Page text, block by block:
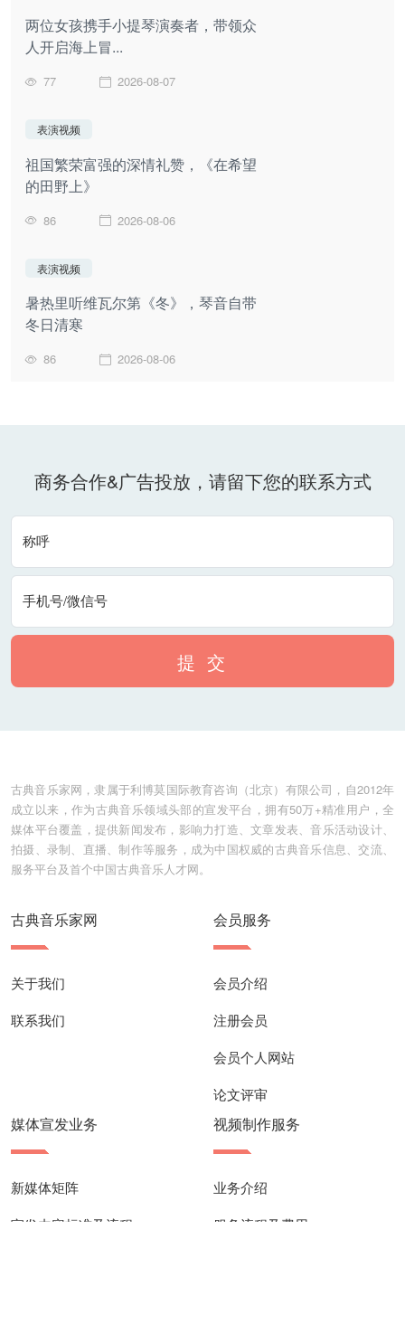
两位女孩携手小提琴演奏者，带领众
人开启海上冒...
77 2026-08-07
表演视频
祖国繁荣富强的深情礼赞，《在希望
的田野上》
86 2026-08-06
表演视频
暑热里听维瓦尔第《冬》，琴音自带
冬日清寒
86 2026-08-06
商务合作&广告投放，请留下您的联系方式
称呼
手机号/微信号
提 交
古典音乐家网，隶属于利博莫国际教育咨询（北京）有限公司，自2012年
成立以来，作为古典音乐领域头部的宣发平台，拥有50万+精准用户，全
媒体平台覆盖，提供新闻发布，影响力打造、文章发表、音乐活动设计、
拍摄、录制、直播、制作等服务，成为中国权威的古典音乐信息、交流、
服务平台及首个中国古典音乐人才网。
古典音乐家网
关于我们
联系我们
会员服务
会员介绍
注册会员
会员个人网站
论文评审
媒体宣发业务
新媒体矩阵
宣发内容标准及流程
视频制作服务
业务介绍
服务流程及费用